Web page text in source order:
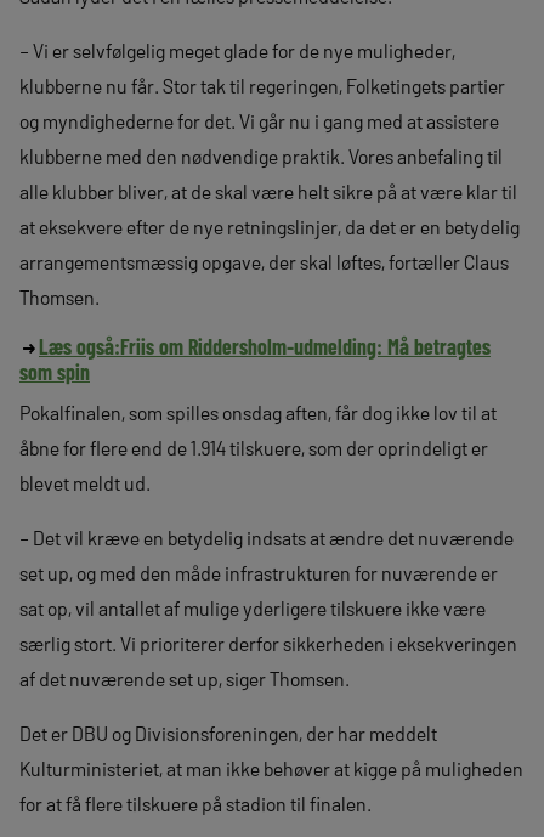
– Vi er selvfølgelig meget glade for de nye muligheder,
klubberne nu får. Stor tak til regeringen, Folketingets partier
og myndighederne for det. Vi går nu i gang med at assistere
klubberne med den nødvendige praktik. Vores anbefaling til
alle klubber bliver, at de skal være helt sikre på at være klar til
at eksekvere efter de nye retningslinjer, da det er en betydelig
arrangementsmæssig opgave, der skal løftes, fortæller Claus
Thomsen.
Læs også:Friis om Riddersholm-udmelding: Må betragtes
som spin
Pokalfinalen, som spilles onsdag aften, får dog ikke lov til at
åbne for flere end de 1.914 tilskuere, som der oprindeligt er
blevet meldt ud.
– Det vil kræve en betydelig indsats at ændre det nuværende
set up, og med den måde infrastrukturen for nuværende er
sat op, vil antallet af mulige yderligere tilskuere ikke være
særlig stort. Vi prioriterer derfor sikkerheden i eksekveringen
af det nuværende set up, siger Thomsen.
Det er DBU og Divisionsforeningen, der har meddelt
Kulturministeriet, at man ikke behøver at kigge på muligheden
for at få flere tilskuere på stadion til finalen.